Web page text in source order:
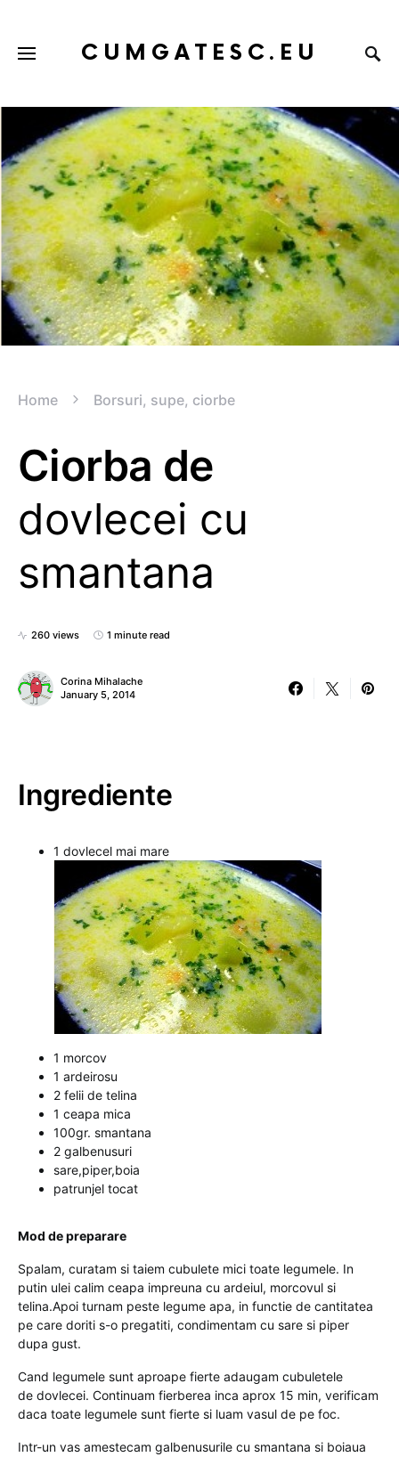
CUMGATESC.EU
Home Borsuri, supe, ciorbe
Ciorba de
dovlecei cu
smantana
260 views 1 minute read
Corina Mihalache
January 5, 2014
Ingrediente
1 dovlecel mai mare
1 morcov
1 ardeirosu
2 felii de telina
1 ceapa mica
100gr. smantana
2 galbenusuri
sare,piper,boia
patrunjel tocat
Mod de preparare
Spalam, curatam si taiem cubulete mici toate legumele. In
putin ulei calim ceapa impreuna cu ardeiul, morcovul si
telina.Apoi turnam peste legume apa, in functie de cantitatea
pe care doriti s-o pregatiti, condimentam cu sare si piper
dupa gust.
Cand legumele sunt aproape fierte adaugam cubuletele
de dovlecei. Continuam fierberea inca aprox 15 min, verificam
daca toate legumele sunt fierte si luam vasul de pe foc.
Intr-un vas amestecam galbenusurile cu smantana si boiaua